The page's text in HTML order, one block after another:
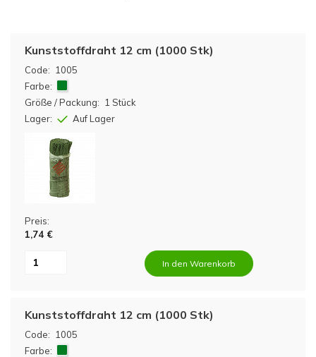
Code: 1005
Kunststoffdraht 12 cm (1000 Stk)
Farbe:
Größe / Packung:
1 Stück
Lager:
Auf Lager
Preis:
1,74 €
In den Warenkorb
Code: 1005
Kunststoffdraht 12 cm (1000 Stk)
Farbe: